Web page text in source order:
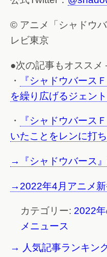
© アニメ「シャドウ
レビ東京
●次の記事もオス
・
『シャドウバース
を繰り広げるジェン
・
『シャドウバース
いたことをレンに打
→『シャドウバース
→2022年4月アニメ
カテゴリー: 2022
メニュース
→ 人気記事ランキン